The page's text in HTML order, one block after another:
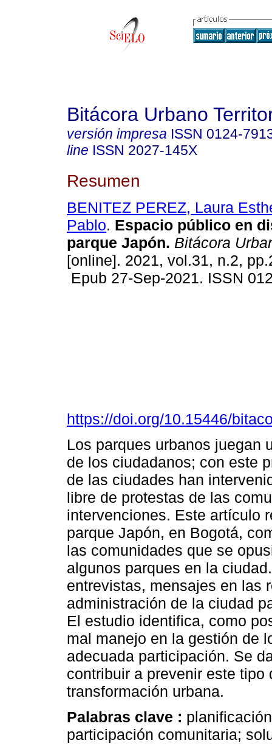
Bitácora Urbano
versión impresa ISSN 0124-
line ISSN 2027-145X
Resumen
BENITEZ PEREZ, Laura
Pablo. Espacio público en
parque Japón. Bitácora
[online]. 2021, vol.31, n.2,
Epub 27-Sep-2021. ISSN
https://doi.org/10.15446/
Los parques urbanos juegan
de los ciudadanos; con este
de las ciudades han
libre de protestas de las
intervenciones. Este artículo
parque Japón, en Bogotá,
las comunidades que se
algunos parques en la
entrevistas, mensajes en las
administración de la ciudad
El estudio identifica, como
mal manejo en la gestión de
adecuada participación. Se
contribuir a prevenir este
transformación urbana.
Palabras clave :
participación comunitaria;